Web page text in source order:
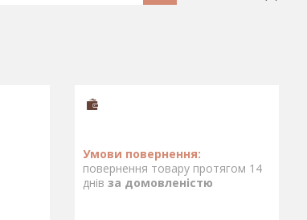
повернення товару протягом 14
днів за домовленістю